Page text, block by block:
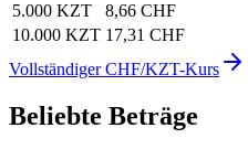
5.000 KZT
8,66 CHF
10.000 KZT 17,31 CHF
Vollständiger CHF/KZT-Kurs
Beliebte Beträge